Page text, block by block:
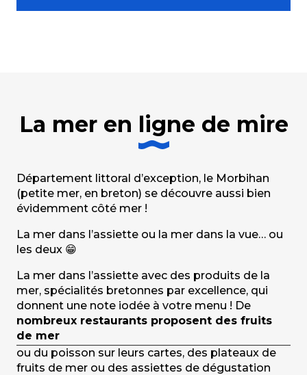
La mer en ligne de mire
Département littoral d’exception, le Morbihan
(petite mer, en breton) se découvre aussi bien
évidemment côté mer !
La mer dans l’assiette ou la mer dans la vue… ou
les deux 😁
La mer dans l’assiette avec des produits de la
mer, spécialités bretonnes par excellence, qui
donnent une note iodée à votre menu ! De
nombreux restaurants proposent des fruits
de mer
ou du poisson sur leurs cartes, des plateaux de
fruits de mer ou des assiettes de dégustation